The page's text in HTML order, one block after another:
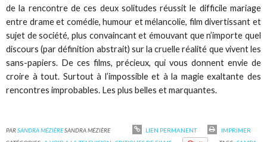
de la rencontre de ces deux solitudes réussit le difficile mariage
entre drame et comédie, humour et mélancolie, film divertissant et
sujet de société, plus convaincant et émouvant que n’importe quel
discours (par définition abstrait) sur la cruelle réalité que vivent les
sans-papiers. De ces films, précieux, qui vous donnent envie de
croire à tout. Surtout à l’impossible et à la magie exaltante des
rencontres improbables. Les plus belles et marquantes.
PARSANDRA MÉZIÈRESANDRA MÉZIÈRE LIEN PERMANENT
IMPRIMER